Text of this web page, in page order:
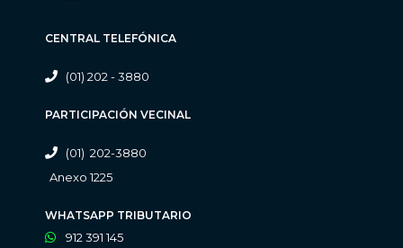
CENTRAL TELEFÓNICA
(01) 202 - 3880
PARTICIPACIÓN VECINAL
(01) 202-3880
Anexo 1225
WHATSAPP TRIBUTARIO
912 391 145